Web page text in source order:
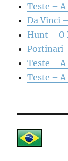
Teste – A
Da Vinci
Hunt – O
Portinari
Teste – A
Teste – A